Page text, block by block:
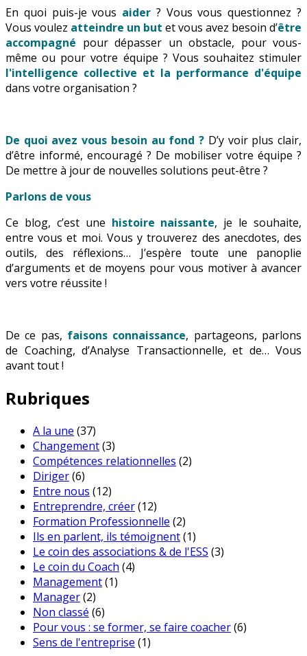
En quoi puis-je vous aider ? Vous vous questionnez ?
Vous voulez atteindre un but et vous avez besoin d’être
accompagné pour dépasser un obstacle, pour vous-
même ou pour votre équipe ? Vous souhaitez stimuler
l'intelligence collective et la performance d'équipe
dans votre organisation ?
De quoi avez vous besoin au fond ? D’y voir plus clair,
d’être informé, encouragé ? De mobiliser votre équipe ?
De mettre à jour de nouvelles solutions peut-être ?
Parlons de vous
Ce blog, c’est une histoire naissante, je le souhaite,
entre vous et moi. Vous y trouverez des anecdotes, des
outils, des réflexions… J’espère toute une panoplie
d’arguments et de moyens pour vous motiver à avancer
vers votre réussite !
De ce pas, faisons connaissance, partageons, parlons
de Coaching, d’Analyse Transactionnelle, et de… Vous
avant tout !
Rubriques
A la une (37)
Changement(3)
Compétences relationnelles (2)
Diriger(6)
Entre nous (12)
Entreprendre, créer(12)
Formation Professionnelle (2)
Ils en parlent, ils témoignent(1)
Le coin des associations & de l'ESS (3)
Le coin du Coach (4)
Management(1)
Manager(2)
Non classé (6)
Pour vous : se former, se faire coacher(6)
Sens de l'entreprise (1)